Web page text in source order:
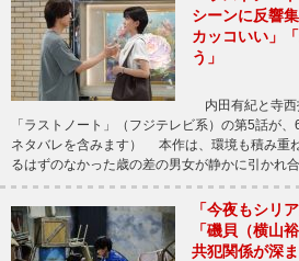
シーンに反響
カッコいい」
う」
内田有紀と寺西
「ラストノート」（フジテレビ系）の第5話が
ネタバレを含みます） 本作は、環境も積み重
るはずのなかった歳の差の男女が静かに引かれ
「今夜もシリ
「磯貝（横山
共犯関係が深